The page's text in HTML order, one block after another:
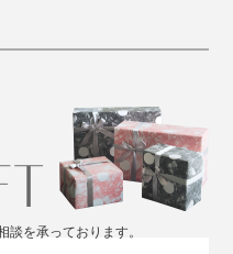
喜んでいただけるはずで
を承っております。